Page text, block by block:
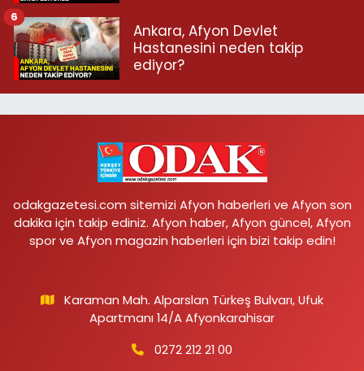
Ankara, Afyon Devlet
Hastanesini neden takip
ediyor?
6
odakgazetesi.com sitemizi Afyon haberleri ve Afyon son
dakika için takip ediniz. Afyon haber, Afyon güncel, Afyon
spor ve Afyon magazin haberleri için bizi takip edin!
Karaman Mah. Alparslan Türkeş Bulvarı, Ufuk
Apartmanı 14/A Afyonkarahisar
0272 212 21 00